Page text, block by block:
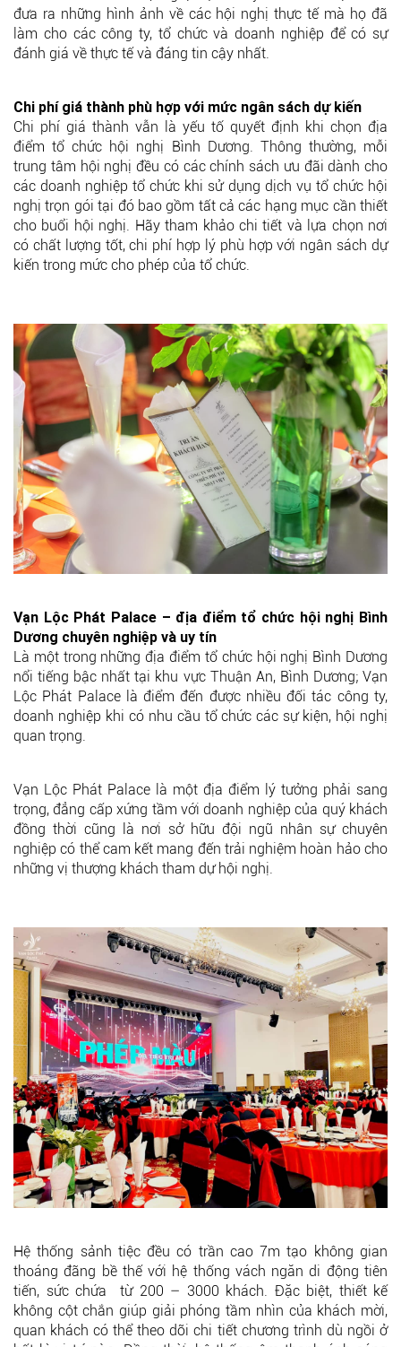
đưa ra những hình ảnh về các hội nghị thực tế mà họ đã
làm cho các công ty, tổ chức và doanh nghiệp để có sự
đánh giá về thực tế và đáng tin cậy nhất.
Chi phí giá thành phù hợp với mức ngân sách dự kiến
Chi phí giá thành vẫn là yếu tố quyết định khi chọn địa
điểm tổ chức hội nghị Bình Dương. Thông thường, mỗi
trung tâm hội nghị đều có các chính sách ưu đãi dành cho
các doanh nghiệp tổ chức khi sử dụng dịch vụ tổ chức hội
nghị trọn gói tại đó bao gồm tất cả các hạng mục cần thiết
cho buổi hội nghị. Hãy tham khảo chi tiết và lựa chọn nơi
có chất lượng tốt, chi phí hợp lý phù hợp với ngân sách dự
kiến trong mức cho phép của tổ chức.
Vạn Lộc Phát Palace – địa điểm tổ chức hội nghị Bình
Dương chuyên nghiệp và uy tín
Là một trong những địa điểm tổ chức hội nghị Bình Dương
nổi tiếng bậc nhất tại khu vực Thuận An, Bình Dương; Vạn
Lộc Phát Palace là điểm đến được nhiều đối tác công ty,
doanh nghiệp khi có nhu cầu tổ chức các sự kiện, hội nghị
quan trọng.
Vạn Lộc Phát Palace là một địa điểm lý tưởng phải sang
trọng, đẳng cấp xứng tầm với doanh nghiệp của quý khách
đồng thời cũng là nơi sở hữu đội ngũ nhân sự chuyên
nghiệp có thể cam kết mang đến trải nghiệm hoàn hảo cho
những vị thượng khách tham dự hội nghị.
Hệ thống sảnh tiệc đều có trần cao 7m tạo không gian
thoáng đãng bề thế với hệ thống vách ngăn di động tiên
tiến, sức chứa từ 200 – 3000 khách. Đặc biệt, thiết kế
không cột chắn giúp giải phóng tầm nhìn của khách mời,
quan khách có thể theo dõi chi tiết chương trình dù ngồi ở